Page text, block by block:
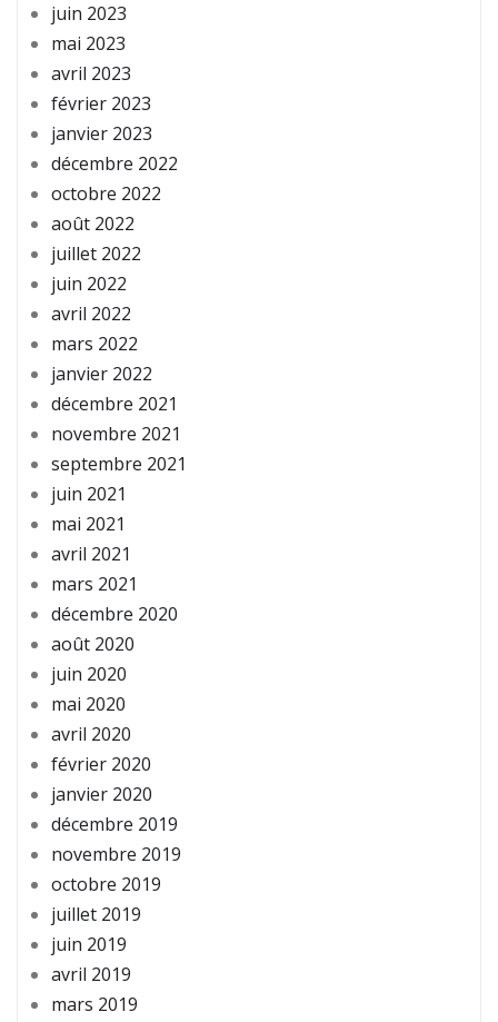
juin 2023
mai 2023
avril 2023
février 2023
janvier 2023
décembre 2022
octobre 2022
août 2022
juillet 2022
juin 2022
avril 2022
mars 2022
janvier 2022
décembre 2021
novembre 2021
septembre 2021
juin 2021
mai 2021
avril 2021
mars 2021
décembre 2020
août 2020
juin 2020
mai 2020
avril 2020
février 2020
janvier 2020
décembre 2019
novembre 2019
octobre 2019
juillet 2019
juin 2019
avril 2019
mars 2019